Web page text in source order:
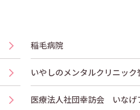
稲毛病院
いやしのメンタルクリニック
医療法人社団幸訪会 いなげ